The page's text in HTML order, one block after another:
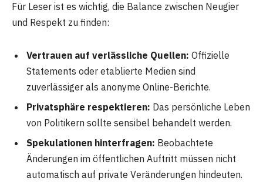
Für Leser ist es wichtig, die Balance zwischen Neugier
und Respekt zu finden:
Vertrauen auf verlässliche Quellen: Offizielle
Statements oder etablierte Medien sind
zuverlässiger als anonyme Online-Berichte.
Privatsphäre respektieren: Das persönliche Leben
von Politikern sollte sensibel behandelt werden.
Spekulationen hinterfragen: Beobachtete
Änderungen im öffentlichen Auftritt müssen nicht
automatisch auf private Veränderungen hindeuten.